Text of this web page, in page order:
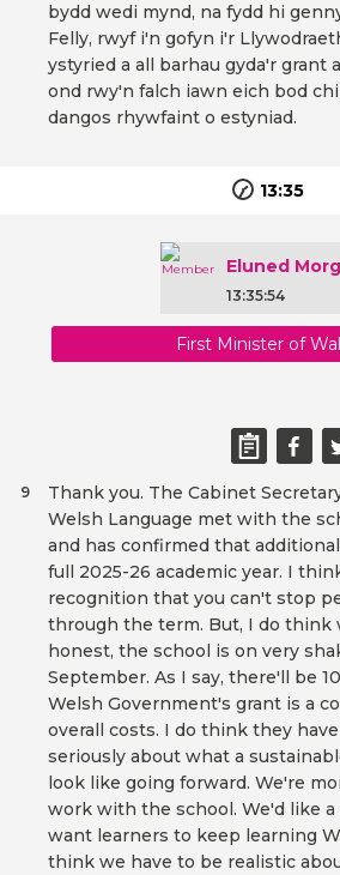
bydd wedi mynd, na fydd hi
Felly, rwyf i'n gofyn i'r
ystyried a all barhau gyda'r grant
ond rwy'n falch iawn eich bod
dangos rhywfaint o estyniad.
13:35
Eluned
13:35:54
First Minister of
Thank you. The Cabinet
Welsh Language met with the
and has confirmed that
full 2025-26 academic year. I
recognition that you can't stop
through the term. But, I do think
honest, the school is on very
September. As I say, there'll be
Welsh Government's grant is a
overall costs. I do think they
seriously about what a
look like going forward. We're
work with the school. We'd like a
want learners to keep learning
think we have to be realistic
9